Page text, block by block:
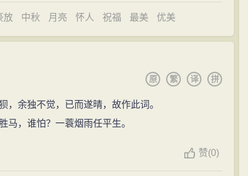
，开创了与婉约 派并立的豪放派，扩大了词的题
词的革新和发展做出了重大贡献。名作有《念奴
的“具体的政治忧患”，而后期作品则将侧重点放在了
在台，吐之乃已”。其行云流水之作引发了乌台诗
彻而深入。”
考试，即通常所谓的“三年京察”，入第三等，为“百
动朝野的王安石变法开始了。苏轼的许多师友，
世界”。
。王安石很愤怒，让御史谢景在皇帝跟前说苏轼的
放 中秋 月亮 怀人 祝福 最美 优美
拼
译
繁
原
，余独不觉，已而遂晴，故作此词。
马，谁怕？一蓑烟雨任平生。
赞(0)